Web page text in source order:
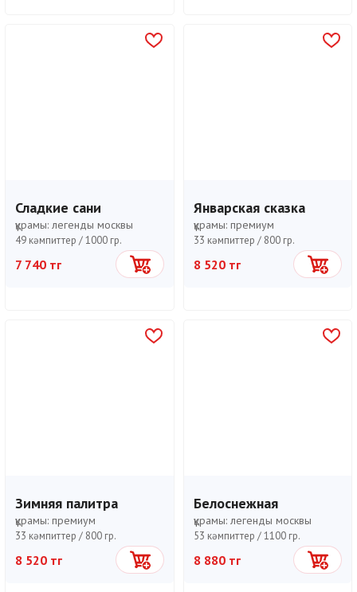
Сладкие сани
құрамы: легенды москвы
49 кәмпиттер /1000 гр.
7 740 тг Себетке
Январская сказка
құрамы: премиум
33 кәмпиттер / 800 гр.
8 520 тг Себетке
Зимняя палитра
құрамы: премиум
33 кәмпиттер / 800 гр.
8 520 тг Себетке
Белоснежная
құрамы: легенды москвы
53 кәмпиттер /1100 гр.
8 880 тг Себетке